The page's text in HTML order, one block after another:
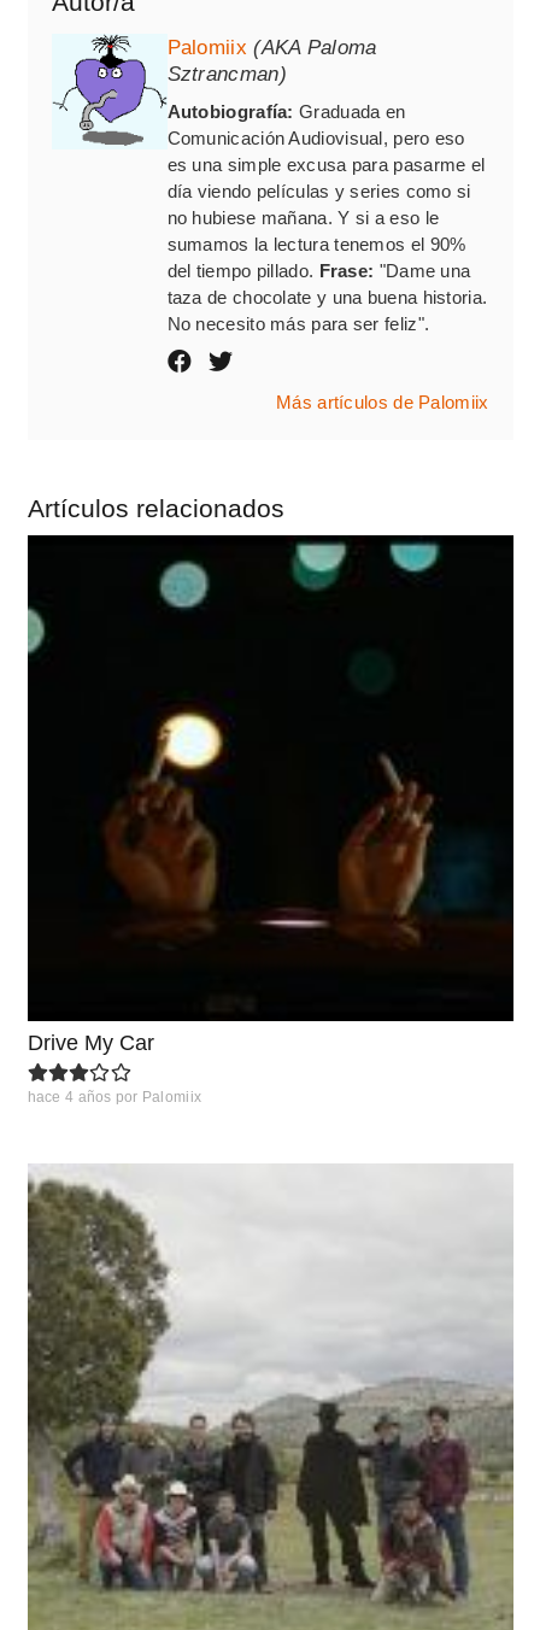
Palomiix (AKA Paloma
Sztrancman)
Autobiografía: Graduada en
Comunicación Audiovisual, pero eso
es una simple excusa para pasarme el
día viendo películas y series como si
no hubiese mañana. Y si a eso le
sumamos la lectura tenemos el 90%
del tiempo pillado. Frase: "Dame una
taza de chocolate y una buena historia.
No necesito más para ser feliz".
Más artículos de Palomiix
Artículos relacionados
Drive My Car
hace 4 años por Palomiix